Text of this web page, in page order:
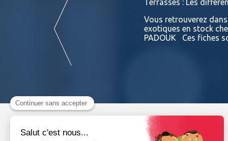
Que conseiller à vos clients ?
matériaux : matériau naturel, chaud,
Terrasses : Les
Vous retrouverez
exotiques en stock
PADOUK Ces fiches